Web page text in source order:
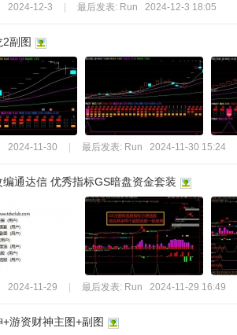
2024-12-3 最后发表: Run 2024-12-3 18:05
2副图
2024-11-30 最后发表: Run 2024-11-30 15:24
编通达信 优秀指标GS暗盘资金套装
2024-11-29 最后发表: Run 2024-11-29 16:49
+游资财神主图+副图